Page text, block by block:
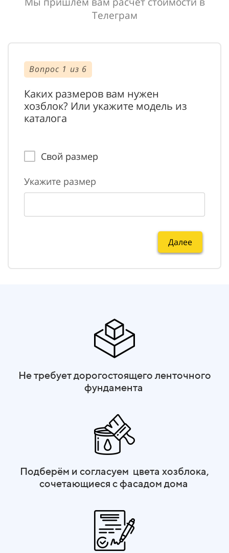
Телеграм
Вопрос 1 из 6
Каких размеров вам нужен
хозблок? Или укажите модель из
каталога
Свой размер
Укажите размер
Далее
Не требует дорогостоящего ленточного
фундамента
Подберём и согласуем цвета хозблока,
сочетающиеся с фасадом дома